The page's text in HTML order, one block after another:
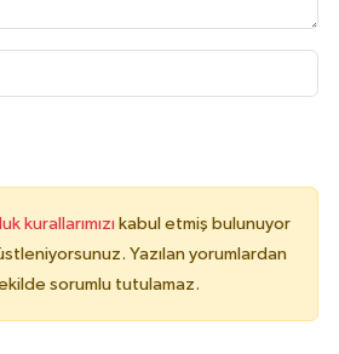
kurallarımızı kabul etmiş bulunuyor
Yazılan yorumlardan
sorumlu tutulamaz.